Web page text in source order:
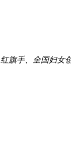
旗手、全国妇女